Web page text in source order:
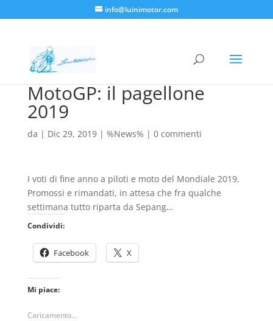
info@luinimotor.com
MotoGP: il pagellone
2019
da | Dic 29, 2019| %News% | 0 commenti
I voti di fine anno a piloti e moto del Mondiale 2019.
Promossi e rimandati, in attesa che fra qualche
settimana tutto riparta da Sepang…
Condividi:
Facebook X
Mi piace:
Caricamento...